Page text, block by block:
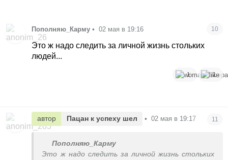
Пополняю_Карму • 02 мая в 19:16 10
Это ж надо следить за личной жизнь стольких
людей...
1 1
автор Пацан к успеху шел • 02 мая в 19:17 11
Пополняю_Карму
Это ж надо следить за личной жизнь стольких